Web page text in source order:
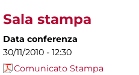
Sala stampa
Data conferenza
30/11/2010 - 12:30
Comunicato Stampa